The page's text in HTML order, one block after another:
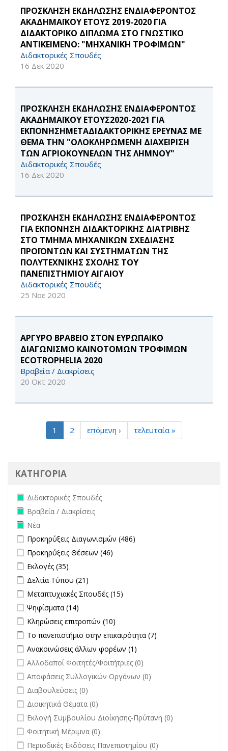
ΠΡΟΣΚΛΗΣΗ ΕΚΔΗΛΩΣΗΣ ΕΝΔΙΑΦΕΡΟΝΤΟΣ
ΑΚΑΔΗΜΑΪΚΟΥ ΕΤΟΥΣ 2019-2020 ΓΙΑ
ΔΙΔΑΚΤΟΡΙΚΟ ΔΙΠΛΩΜΑ ΣΤΟ ΓΝΩΣΤΙΚΟ
ΑΝΤΙΚΕΙΜΕΝΟ: "ΜΗΧΑΝΙΚΗ ΤΡΟΦΙΜΩΝ"
Διδακτορικές Σπουδές
16 Δεκ 2020
ΠΡΟΣΚΛΗΣΗ ΕΚΔΗΛΩΣΗΣ ΕΝΔΙΑΦΕΡΟΝΤΟΣ
ΑΚΑΔΗΜΑΪΚΟΥ ΕΤΟΥΣ2020-2021 ΓΙΑ
ΕΚΠΟΝΗΣΗMETAΔΙΔΑΚΤΟΡΙΚΗΣ ΕΡΕΥΝΑΣ ΜΕ
ΘΕΜΑ ΤΗΝ "ΟΛΟΚΛΗΡΩΜΕΝΗ ΔΙΑΧΕΙΡΙΣΗ
ΤΩΝ ΑΓΡΙΟΚΟΥΝΕΛΩΝ ΤΗΣ ΛΗΜΝΟΥ"
Διδακτορικές Σπουδές
16 Δεκ 2020
ΠΡΟΣΚΛΗΣΗ ΕΚΔΗΛΩΣΗΣ ΕΝΔΙΑΦΕΡΟΝΤΟΣ
ΓΙΑ ΕΚΠΟΝΗΣΗ ΔΙΔΑΚΤΟΡΙΚΗΣ ΔΙΑΤΡΙΒΗΣ
ΣΤΟ ΤΜΗΜΑ ΜΗΧΑΝΙΚΩΝ ΣΧΕΔΙΑΣΗΣ
ΠΡΟΪΟΝΤΩΝ ΚΑΙ ΣΥΣΤΗΜΑΤΩΝ ΤΗΣ
ΠΟΛΥΤΕΧΝΙΚΗΣ ΣΧΟΛΗΣ ΤΟΥ
ΠΑΝΕΠΙΣΤΗΜΙΟΥ ΑΙΓΑΙΟΥ
Διδακτορικές Σπουδές
25 Νοε 2020
ΑΡΓΥΡΟ ΒΡΑΒΕΙΟ ΣΤΟΝ ΕΥΡΩΠΑΙΚΟ
ΔΙΑΓΩΝΙΣΜΟ ΚΑΙΝΟΤΟΜΩΝ ΤΡΟΦΙΜΩΝ
ECOTROPHELIA 2020
Βραβεία / Διακρίσεις
20 Οκτ 2020
1 2 επόμενη › τελευταία »
ΚΑΤΗΓΟΡΙΑ
Remove Διδακτορικές Σπουδές filter
Διδακτορικές Σπουδές
Remove Βραβεία / Διακρίσεις filter
Βραβεία / Διακρίσεις
Remove Νέα filter
Νέα
Apply Προκηρύξεις Διαγωνισμών filter
Προκηρύξεις Διαγωνισμών (486)
Apply Προκηρύξεις Θέσεων filter
Προκηρύξεις Θέσεων (46)
Apply Εκλογές filter
Εκλογές (35)
Apply Δελτία Τύπου filter
Δελτία Τύπου (21)
Apply Μεταπτυχιακές Σπουδές filter
Μεταπτυχιακές Σπουδές (15)
Apply Ψηφίσματα filter
Ψηφίσματα (14)
Apply Κληρώσεις επιτροπών filter
Κληρώσεις επιτροπών (10)
Apply Το πανεπιστήμιο στην επικαιρότητα filter
Το πανεπιστήμιο στην επικαιρότητα (7)
Apply Ανακοινώσεις άλλων φορέων filter
Ανακοινώσεις άλλων φορέων (1)
undefined
Αλλοδαποί Φοιτητές/Φοιτήτριες (0)
undefined
Αποφάσεις Συλλογικών Οργάνων (0)
undefined
Διαβουλεύσεις (0)
undefined
Διοικητικά Θέματα (0)
undefined
Εκλογή Συμβουλίου Διοίκησης-Πρύτανη (0)
undefined
Φοιτητική Μέριμνα (0)
undefined
Περιοδικές Εκδόσεις Πανεπιστημίου (0)